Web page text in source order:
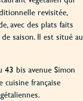
revisitée,
avec des plats faits
saison. Il est situé au
43 bis avenue Simon
cuisine française